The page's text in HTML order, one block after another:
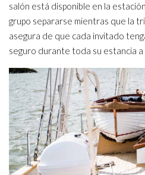
salón está disponible en la
grupo separarse mientras que la
asegura de que cada invitado
seguro durante toda su estancia